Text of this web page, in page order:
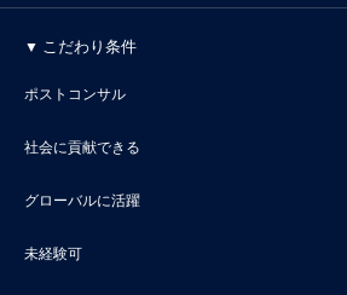
こだわり条件
ポストコンサル
社会に貢献できる
グローバルに活躍
未経験可